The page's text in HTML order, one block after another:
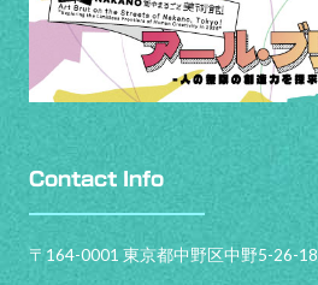
Contact Info
〒164-0001 東京都中野区中野5-26-18